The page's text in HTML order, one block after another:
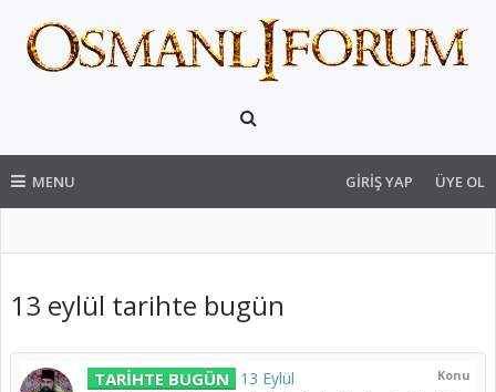
MENU GIRIŞ YAP ÜYE OL
13 eylül tarihte bugün
Konu
TARİHTE BUGÜN 13 Eylül